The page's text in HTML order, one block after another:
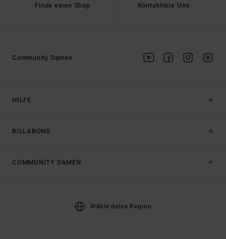
Finde einen Shop Kontaktiere Uns
HILFE
BILLABONG
Community Damen
COMMUNITY DAMEN
Wähle deine Region